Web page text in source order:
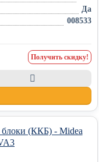
Да
008533
Получить скидку!